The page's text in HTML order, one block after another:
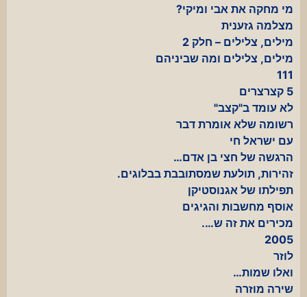
מי מחקה את אבי ומיקי?
מצלמה גזענית
מילים, צלילים – חלק 2
מילים, צלילים ומה שביניהם
111
5 קצרצרים
לא עומד ב"קצב"
רשומה שלא אומרת דבר
עם ישראל חי
הרגשה של חצי בן אדם…
זהירות, תולעת שמסתובבת בבלוגים.
תפילתו של אגנוסטיקן
אוסף מחשבות והגיגים
מכירים את זה ש….
2005
לוזר
ואלו שמות…
שירה מוזרה